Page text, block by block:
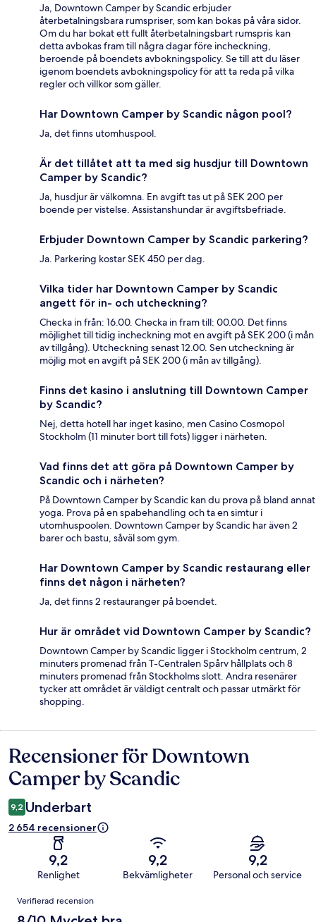
Ja, Downtown Camper by Scandic erbjuder
återbetalningsbara rumspriser, som kan bokas på våra sidor.
Om du har bokat ett fullt återbetalningsbart rumspris kan
detta avbokas fram till några dagar före incheckning,
beroende på boendets avbokningspolicy. Se till att du läser
igenom boendets avbokningspolicy för att ta reda på vilka
regler och villkor som gäller.
Har Downtown Camper by Scandic någon pool?
Ja, det finns utomhuspool.
Är det tillåtet att ta med sig husdjur till Downtown
Camper by Scandic?
Ja, husdjur är välkomna. En avgift tas ut på SEK 200 per
boende per vistelse. Assistanshundar är avgiftsbefriade.
Erbjuder Downtown Camper by Scandic parkering?
Ja. Parkering kostar SEK 450 per dag.
Vilka tider har Downtown Camper by Scandic
angett för in- och utcheckning?
Checka in från: 16.00. Checka in fram till: 00.00. Det finns
möjlighet till tidig incheckning mot en avgift på SEK 200 (i mån
av tillgång). Utcheckning senast 12.00. Sen utcheckning är
möjlig mot en avgift på SEK 200 (i mån av tillgång).
Finns det kasino i anslutning till Downtown Camper
by Scandic?
Nej, detta hotell har inget kasino, men Casino Cosmopol
Stockholm (11 minuter bort till fots) ligger i närheten.
Vad finns det att göra på Downtown Camper by
Scandic och i närheten?
På Downtown Camper by Scandic kan du prova på bland annat
yoga. Prova på en spabehandling och ta en simtur i
utomhuspoolen. Downtown Camper by Scandic har även 2
barer och bastu, såväl som gym.
Har Downtown Camper by Scandic restaurang eller
finns det någon i närheten?
Ja, det finns 2 restauranger på boendet.
Hur är området vid Downtown Camper by Scandic?
Downtown Camper by Scandic ligger i Stockholm centrum, 2
minuters promenad från T-Centralen Spårv hållplats och 8
minuters promenad från Stockholms slott. Andra resenärer
tycker att området är väldigt centralt och passar utmärkt för
shopping.
Recensioner
Recensioner för Downtown
Camper by Scandic
9,2 Underbart
2 654 recensioner
9,2
Renlighet
9,2
Bekvämligheter
9,2
Personal och service
Recensioner
Verifierad recension